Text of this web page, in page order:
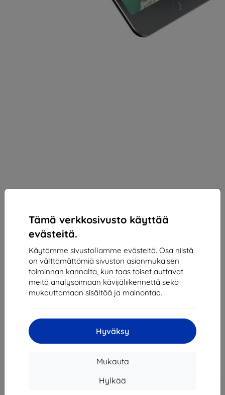
Tämä verkkosivusto käyttää
evästeitä.
Käytämme sivustollamme evästeitä. Osa niistä
on välttämättömiä sivuston asianmukaisen
toiminnan kannalta, kun taas toiset auttavat
meitä analysoimaan kävijäliikennettä sekä
mukauttamaan sisältöä ja mainontaa.
Hyväksy
Mukauta
Hylkää
Suojakalvo Baseus Paper-like for iPad Pro/Air 3
10.5'' (6953156294660)
25,90 €
23,31 €
Alennus kupongilla